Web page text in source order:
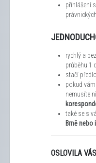
přihlášení
rychlý a
průběhu 1
stačí
pokud
nemusíte
také se s
Brně nebo
OSLOVILA